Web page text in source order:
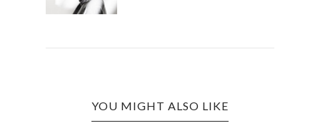
YOU MIGHT ALSO LIKE